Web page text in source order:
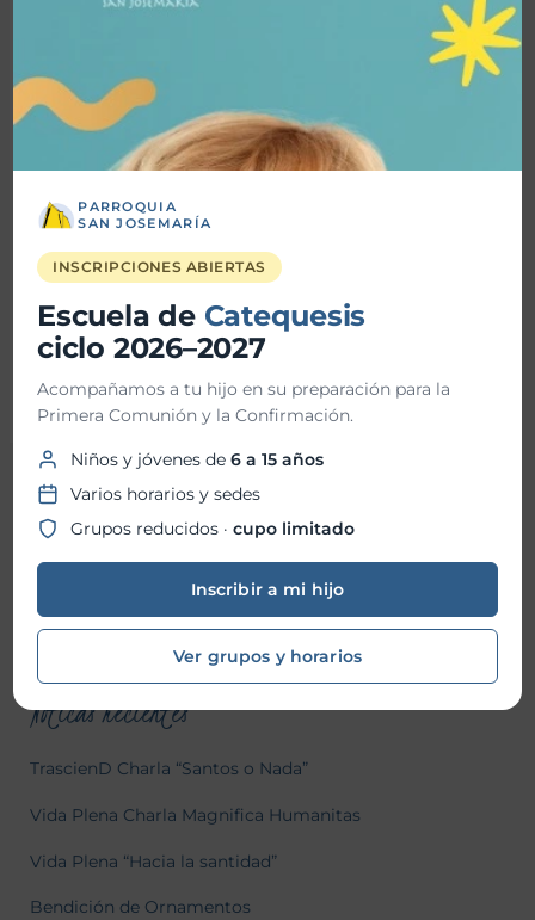
Muertos
01-11-2026 @ 08:00
Parroquia San
Josemaría
anterior
Noticas recientes
TrascienD Charla “Santos o Nada”
Vida Plena Charla Magnifica Humanitas
Vida Plena “Hacia la santidad”
Bendición de Ornamentos
PARROQUIA
SAN JOSEMARÍA
INSCRIPCIONES ABIERTAS
Escuela de Catequesis
ciclo 2026–2027
Acompañamos a tu hijo en su preparación para la
Primera Comunión y la Confirmación.
Niños y jóvenes de6 a 15 años
Varios horarios y sedes
Grupos reducidos ·cupo limitado
Inscribir a mi hijo
Ver grupos y horarios